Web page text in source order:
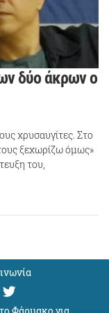
δύο άκρων ο
χρυσαυγίτες. Στο
ξεχωρίζω όμως»
του,